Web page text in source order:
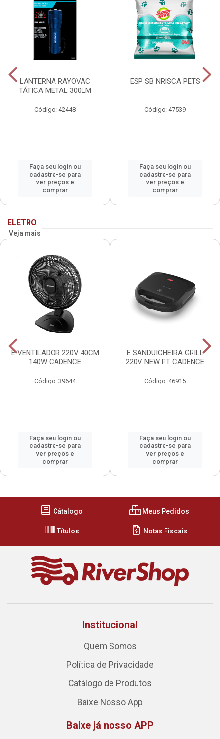
LANTERNA RAYOVAC
TÁTICA METAL 300LM
Código: 42448
Faça seu login ou
cadastre-se para
ver preços e
comprar
ESP SB NRISCA PETS
Código: 47539
Faça seu login ou
cadastre-se para
ver preços e
comprar
ELETRO
Veja mais
E VENTILADOR 220V 40CM
140W CADENCE
Código: 39644
Faça seu login ou
cadastre-se para
ver preços e
comprar
E SANDUICHEIRA GRILL
220V NEW PT CADENCE
Código: 46915
Faça seu login ou
cadastre-se para
ver preços e
comprar
Cátalogo Meus Pedidos
Títulos Notas Fiscais
Institucional
Quem Somos
Política de Privacidade
Catálogo de Produtos
Baixe Nosso App
Baixe já nosso APP